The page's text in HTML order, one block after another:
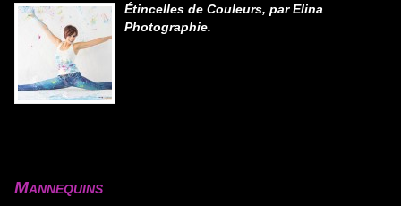
Étincelles de Couleurs, par Elina
Photographie.
Mannequins